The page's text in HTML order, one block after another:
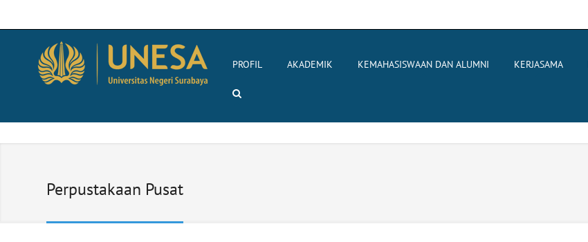
PROFIL AKADEMIK KEMAHASISWAAN DAN ALUMNI KERJASAMA
Perpustakaan Pusat